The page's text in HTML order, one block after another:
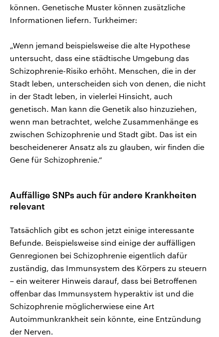
können. Genetische Muster können zusätzliche
Informationen liefern. Turkheimer:
„Wenn jemand beispielsweise die alte Hypothese
untersucht, dass eine städtische Umgebung das
Schizophrenie-Risiko erhöht. Menschen, die in der
Stadt leben, unterscheiden sich von denen, die nicht
in der Stadt leben, in vielerlei Hinsicht, auch
genetisch. Man kann die Genetik also hinzuziehen,
wenn man betrachtet, welche Zusammenhänge es
zwischen Schizophrenie und Stadt gibt. Das ist ein
bescheidenerer Ansatz als zu glauben, wir finden die
Gene für Schizophrenie.“
Auffällige SNPs auch für andere Krankheiten
relevant
Tatsächlich gibt es schon jetzt einige interessante
Befunde. Beispielsweise sind einige der auffälligen
Genregionen bei Schizophrenie eigentlich dafür
zuständig, das Immunsystem des Körpers zu steuern
– ein weiterer Hinweis darauf, dass bei Betroffenen
offenbar das Immunsystem hyperaktiv ist und die
Schizophrenie möglicherwiese eine Art
Autoimmunkrankheit sein könnte, eine Entzündung
der Nerven.